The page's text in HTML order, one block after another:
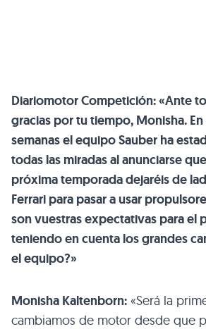
Diariomotor Competición: «Ante
gracias por tu tiempo, Monisha.
semanas el equipo Sauber ha
todas las miradas al anunciarse
próxima temporada dejaréis de
Ferrari para pasar a usar
son vuestras expectativas para el
teniendo en cuenta los grandes
el equipo?»
Monisha Kaltenborn: «Será la
cambiamos de motor desde que